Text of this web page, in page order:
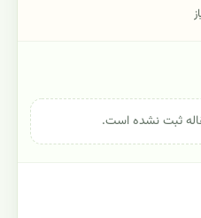
ثبت نشده است.